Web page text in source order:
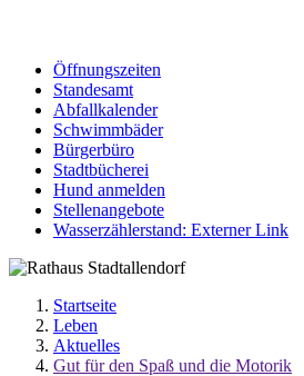
Öffnungszeiten
Standesamt
Abfallkalender
Schwimmbäder
Bürgerbüro
Stadtbücherei
Hund anmelden
Stellenangebote
Wasserzählerstand: Externer Link
Startseite
Leben
Aktuelles
Gut für den Spaß und die Motorik